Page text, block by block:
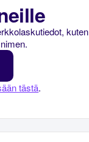
kuten
tästä.